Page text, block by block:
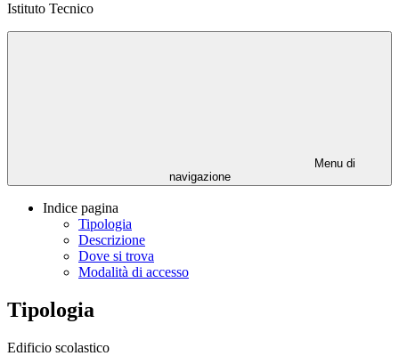
Istituto Tecnico
Menu di
navigazione
Indice pagina
Tipologia
Descrizione
Dove si trova
Modalità di accesso
Tipologia
Edificio scolastico